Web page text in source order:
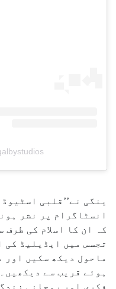
انسٹاگرام پر نشر
کہ ان کا اسلام کی طرف
تجسس میں ایڈیلیڈ کی
ماحول دیکھ سکیں اور
ہوئے قریب سے
فکری اور روحانی